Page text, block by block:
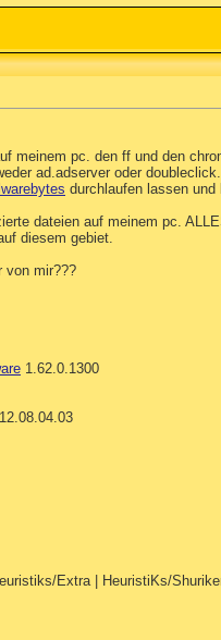
meinem pc. den ff und den
ad.adserver oder
durchlaufen lassen
dateien auf meinem pc.
diesem gebiet.
von mir???
1.62.0.1300
Extra | HeuristiKs/